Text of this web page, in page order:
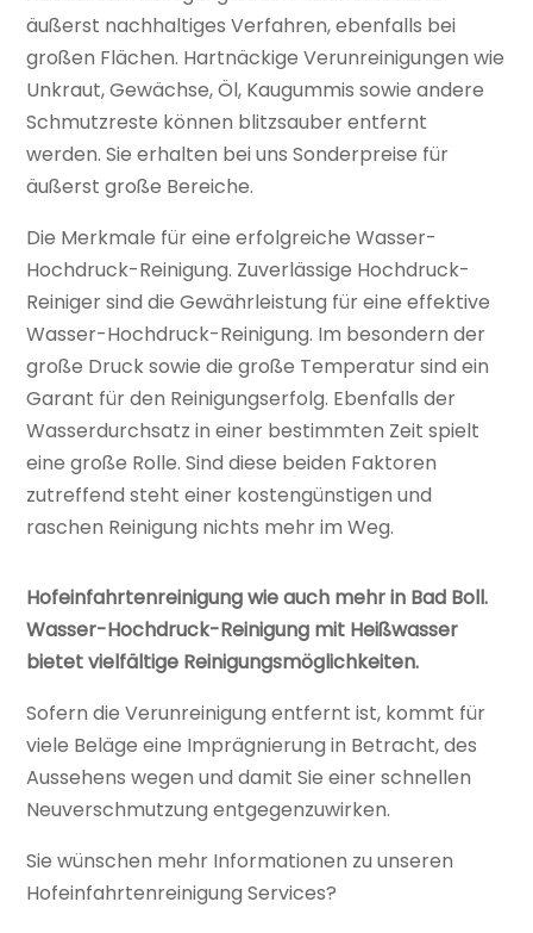
äußerst nachhaltiges Verfahren, ebenfalls bei
großen Flächen. Hartnäckige Verunreinigungen wie
Unkraut, Gewächse, Öl, Kaugummis sowie andere
Schmutzreste können blitzsauber entfernt
werden. Sie erhalten bei uns Sonderpreise für
äußerst große Bereiche.
Die Merkmale für eine erfolgreiche Wasser-
Hochdruck-Reinigung. Zuverlässige Hochdruck-
Reiniger sind die Gewährleistung für eine effektive
Wasser-Hochdruck-Reinigung. Im besondern der
große Druck sowie die große Temperatur sind ein
Garant für den Reinigungserfolg. Ebenfalls der
Wasserdurchsatz in einer bestimmten Zeit spielt
eine große Rolle. Sind diese beiden Faktoren
zutreffend steht einer kostengünstigen und
raschen Reinigung nichts mehr im Weg.
Hofeinfahrtenreinigung wie auch mehr in Bad Boll.
Wasser-Hochdruck-Reinigung mit Heißwasser
bietet vielfältige Reinigungsmöglichkeiten.
Sofern die Verunreinigung entfernt ist, kommt für
viele Beläge eine Imprägnierung in Betracht, des
Aussehens wegen und damit Sie einer schnellen
Neuverschmutzung entgegenzuwirken.
Sie wünschen mehr Informationen zu unseren
Hofeinfahrtenreinigung Services?